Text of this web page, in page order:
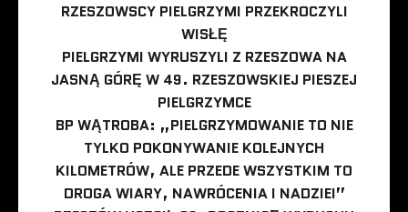
RZESZOWSCY PIELGRZYMI PRZEKROCZYLI
WISŁĘ
PIELGRZYMI WYRUSZYLI Z RZESZOWA NA
JASNĄ GÓRĘ W 49. RZESZOWSKIEJ PIESZEJ
PIELGRZYMCE
BP WĄTROBA: „PIELGRZYMOWANIE TO NIE
TYLKO POKONYWANIE KOLEJNYCH
KILOMETRÓW, ALE PRZEDE WSZYSTKIM TO
DROGA WIARY, NAWRÓCENIA I NADZIEI”